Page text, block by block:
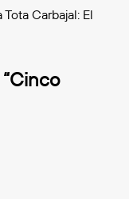
Tota Carbajal: El